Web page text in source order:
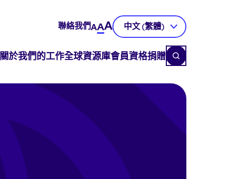
聯絡我們AAA 中文 (繁體)
關於我們的工作全球資源庫會員資格捐贈